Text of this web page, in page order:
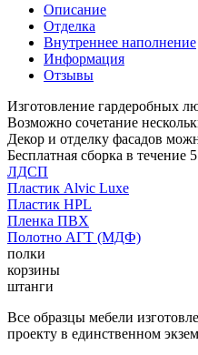
Описание
Отделка
Внутреннее наполнение
Информация
Отзывы
Изготовление гардеробных
Возможно сочетание
Декор и отделку фасадов
Бесплатная сборка в течение
ЛДСП
Пластик Alvic Luxe
Пластик HPL
Пленка ПВХ
Полотно АГТ (МДФ)
полки
корзины
штанги
Все образцы мебели
проекту в единственном